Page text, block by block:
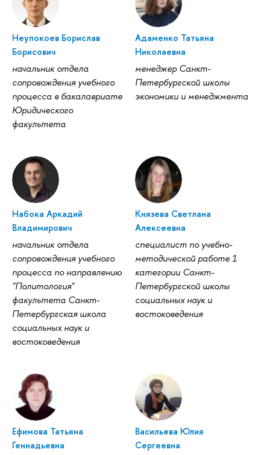
Неупокоев Борислав
Борисович
начальник отдела
сопровождения учебного
процесса в бакалавриате
Юридического
факультета
Адаменко Татьяна
Николаевна
менеджер Санкт-
Петербургской школы
экономики и менеджмента
Набока Аркадий
Владимирович
начальник отдела
сопровождения учебного
процесса по направлению
"Политология"
факультета Санкт-
Петербургская школа
социальных наук и
востоковедения
Князева Светлана
Алексеевна
специалист по учебно-
методической работе 1
категории Санкт-
Петербургской школы
социальных наук и
востоковедения
Ефимова Татьяна
Геннадьевна
Васильева Юлия
Сергеевна